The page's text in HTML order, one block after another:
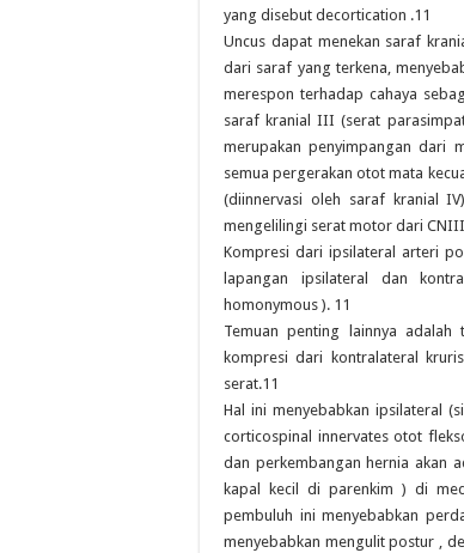
yang disebut decortication .11
Uncus dapat menekan saraf
dari saraf yang terkena,
merespon terhadap cahaya
saraf kranial III (serat
merupakan penyimpangan dari
semua pergerakan otot mata
(diinnervasi oleh saraf kranial
mengelilingi serat motor dari
Kompresi dari ipsilateral arteri
lapangan ipsilateral dan
homonymous ). 11
Temuan penting lainnya
kompresi dari kontralateral
serat.11
Hal ini menyebabkan ipsilateral
corticospinal innervates otot
dan perkembangan hernia akan
kapal kecil di parenkim ) di
pembuluh ini menyebabkan
menyebabkan mengulit postur ,